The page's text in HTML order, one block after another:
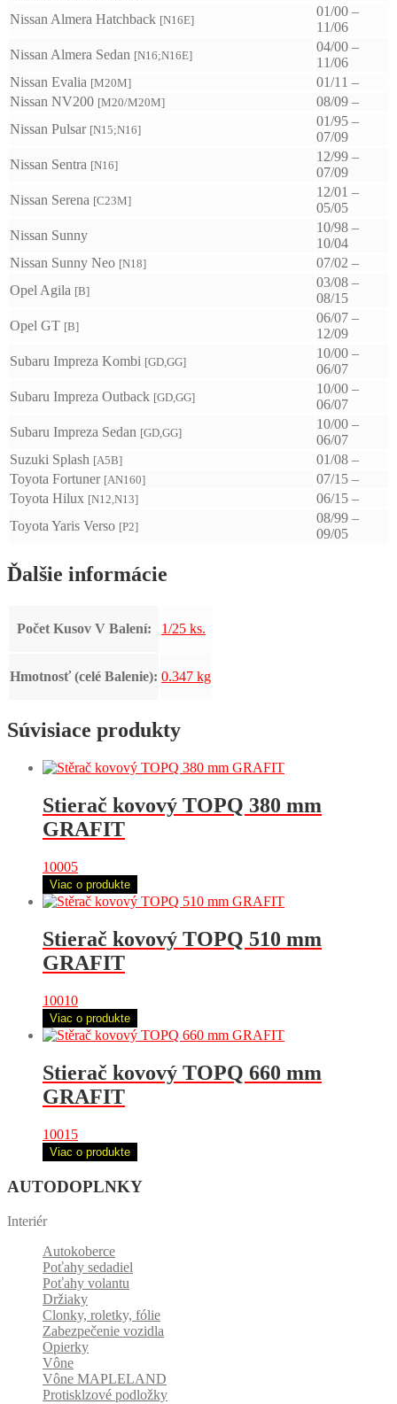
Nissan Almera Hatchback [N16E]
01/00 –
11/06
Nissan Almera Sedan [N16;N16E]
04/00 –
11/06
Nissan Evalia [M20M]
01/11 –
Nissan NV200 [M20/M20M]
08/09 –
Nissan Pulsar [N15;N16]
01/95 –
07/09
Nissan Sentra [N16]
12/99 –
07/09
Nissan Serena [C23M]
12/01 –
05/05
Nissan Sunny
10/98 –
10/04
Nissan Sunny Neo [N18]
07/02 –
Opel Agila [B]
03/08 –
08/15
Opel GT [B]
06/07 –
12/09
Subaru Impreza Kombi [GD,GG]
10/00 –
06/07
Subaru Impreza Outback [GD,GG]
10/00 –
06/07
Subaru Impreza Sedan [GD,GG]
10/00 –
06/07
Suzuki Splash [A5B]
01/08 –
Toyota Fortuner [AN160]
07/15 –
Toyota Hilux [N12,N13]
06/15 –
Toyota Yaris Verso [P2]
08/99 –
09/05
Ďalšie informácie
Počet Kusov V Balení: 1/25 ks.
Hmotnosť (celé Balenie): 0.347 kg
Súvisiace produkty
Stierač kovový TOPQ 380 mm
GRAFIT
10005
Viac o produkte
Stierač kovový TOPQ 510 mm
GRAFIT
10010
Viac o produkte
Stierač kovový TOPQ 660 mm
GRAFIT
10015
Viac o produkte
AUTODOPLNKY
Interiér
Autokoberce
Poťahy sedadiel
Poťahy volantu
Držiaky
Clonky, roletky, fólie
Zabezpečenie vozidla
Opierky
Vône
Vône MAPLELAND
Protisklzové podložky